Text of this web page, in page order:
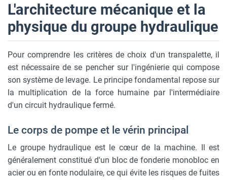
L'architecture mécanique et la
physique du groupe hydraulique
Pour comprendre les critères de choix d'un transpalette, il
est nécessaire de se pencher sur l'ingénierie qui compose
son système de levage. Le principe fondamental repose sur
la multiplication de la force humaine par l'intermédiaire
d'un circuit hydraulique fermé.
Le corps de pompe et le vérin principal
Le groupe hydraulique est le cœur de la machine. Il est
généralement constitué d'un bloc de fonderie monobloc en
acier ou en fonte nodulaire, ce qui évite les risques de fuites